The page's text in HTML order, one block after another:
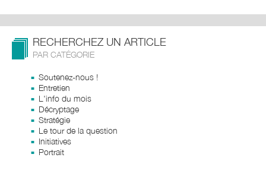
RECHERCHEZ UN ARTICLE
PAR CATÉGORIE
Soutenez-nous !
Entretien
L'info du mois
Décryptage
Stratégie
Le tour de la question
Initiatives
Portrait